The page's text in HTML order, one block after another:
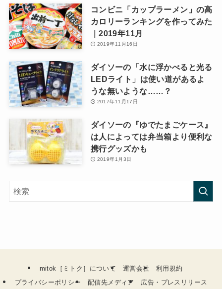
コンビニ「カップラーメン」の高
カロリーランキングを作ってみた
｜2019年11月
2019年11月16日
ダイソーの「水に浮かべると光る
LEDライト」は使い道があるよ
うな無いような……？
2017年11月17日
ダイソーの『ゆでたまごケース』
は人によっては弁当箱より便利な
携行グッズかも
2019年1月3日
mitok［ミトク］について 運営会社
利用規約
プライバシーポリシー
配信先メディア 広告・プレスリリース